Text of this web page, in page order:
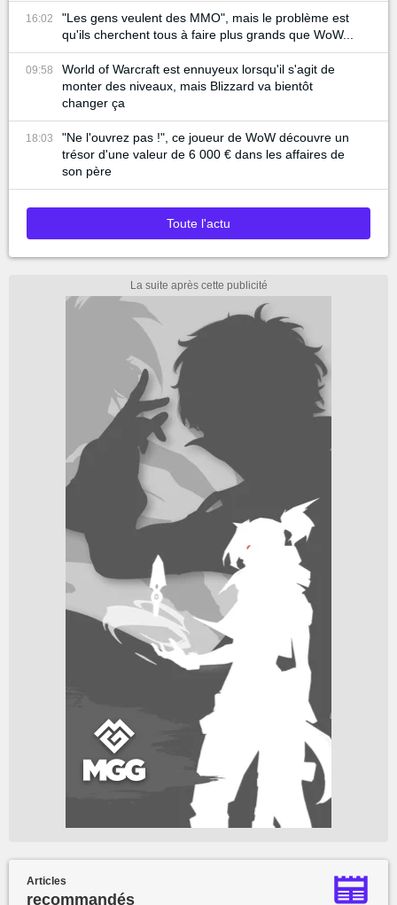
16:02
"Les gens veulent des MMO", mais le problème est
qu'ils cherchent tous à faire plus grands que WoW...
09:58
World of Warcraft est ennuyeux lorsqu'il s'agit de
monter des niveaux, mais Blizzard va bientôt
changer ça
18:03
"Ne l'ouvrez pas !", ce joueur de WoW découvre un
trésor d'une valeur de 6 000 € dans les affaires de
son père
Toute l'actu
Articles
recommandés